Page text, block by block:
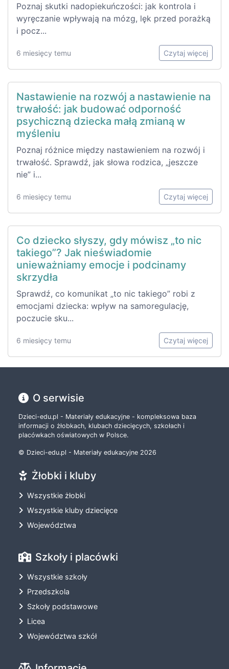
Poznaj skutki nadopiekuńczości: jak kontrola i
wyręczanie wpływają na mózg, lęk przed porażką
i pocz...
6 miesięcy temu Czytaj więcej
Nastawienie na rozwój a nastawienie na
trwałość: jak budować odporność
psychiczną dziecka małą zmianą w
myśleniu
Poznaj różnice między nastawieniem na rozwój i
trwałość. Sprawdź, jak słowa rodzica, „jeszcze
nie” i...
6 miesięcy temu Czytaj więcej
Co dziecko słyszy, gdy mówisz „to nic
takiego”? Jak nieświadomie
unieważniamy emocje i podcinamy
skrzydła
Sprawdź, co komunikat „to nic takiego” robi z
emocjami dziecka: wpływ na samoregulację,
poczucie sku...
6 miesięcy temu Czytaj więcej
O serwisie
Dzieci-edu.pl - Materiały edukacyjne - kompleksowa baza
informacji o żłobkach, klubach dziecięcych, szkołach i
placówkach oświatowych w Polsce.
© Dzieci-edu.pl - Materiały edukacyjne 2026
Żłobki i kluby
Wszystkie żłobki
Wszystkie kluby dziecięce
Województwa
Szkoły i placówki
Wszystkie szkoły
Przedszkola
Szkoły podstawowe
Licea
Województwa szkół